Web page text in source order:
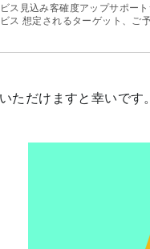
ス見込み客確度アップサポー
ス 想定されるターゲット、
いただけますと幸いです。